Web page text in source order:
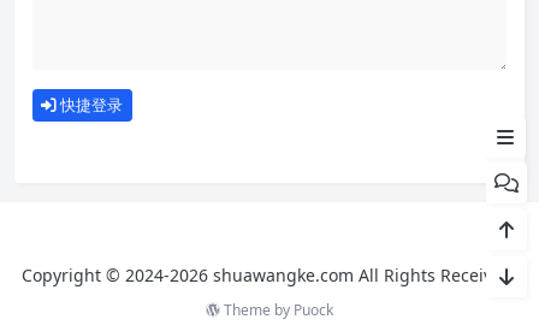
快捷登录
Copyright © 2024-2026 shuawangke.com All Rights Received.
Theme by Puock